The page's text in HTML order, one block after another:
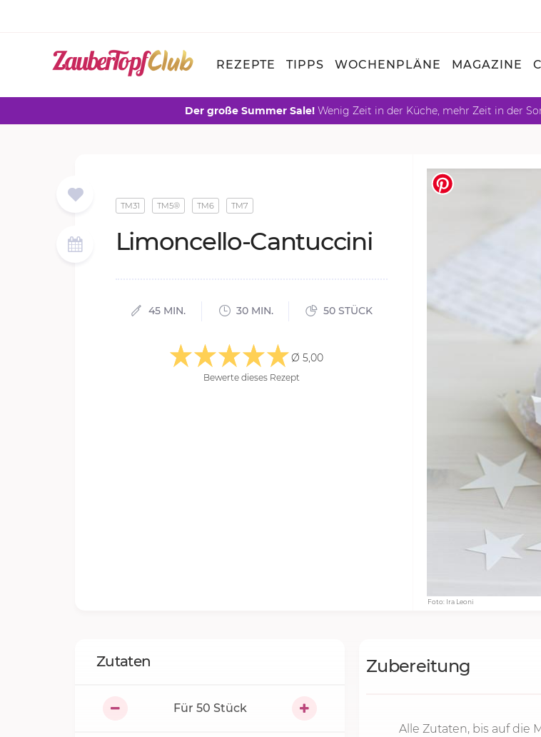
REZEPTE TIPPS WOCHENPLÄNE MAGAZINE
Der große Summer Sale! Wenig Zeit in der Küche, mehr Zeit in der
Foto: Ira Leoni
TM31 TM5® TM6 TM7
Li­mon­cel­lo-Can­tuc­ci­ni
45 MIN. 30 MIN. 50 STÜCK
Ø 5,00
Bewerte dieses Rezept
Zubereitung
Alle Zutaten, bis auf die
Zutaten
Für 50 Stück